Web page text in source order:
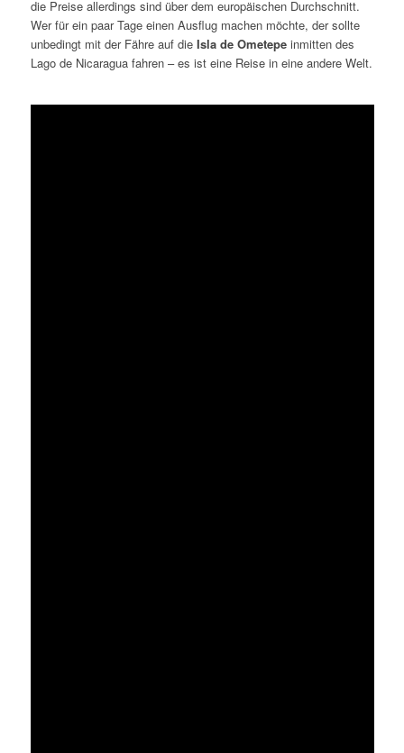
die Preise allerdings sind über dem europäischen Durchschnitt.
Wer für ein paar Tage einen Ausflug machen möchte, der sollte
unbedingt mit der Fähre auf die Isla de Ometepeinmitten des
Lago de Nicaragua fahren – es ist eine Reise in eine andere Welt.